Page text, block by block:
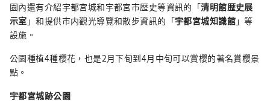
園內還有介紹宇都宮城和宇都宮市歴史等資訊的「清明館歴史展
示室 」和提供市内觀光導覽和散步資訊的「宇都宮城知識館」等
設施。
公園種植4種櫻花，也是2月下旬到4月中旬可以賞櫻的著名賞櫻景
點。
宇都宮城跡公園